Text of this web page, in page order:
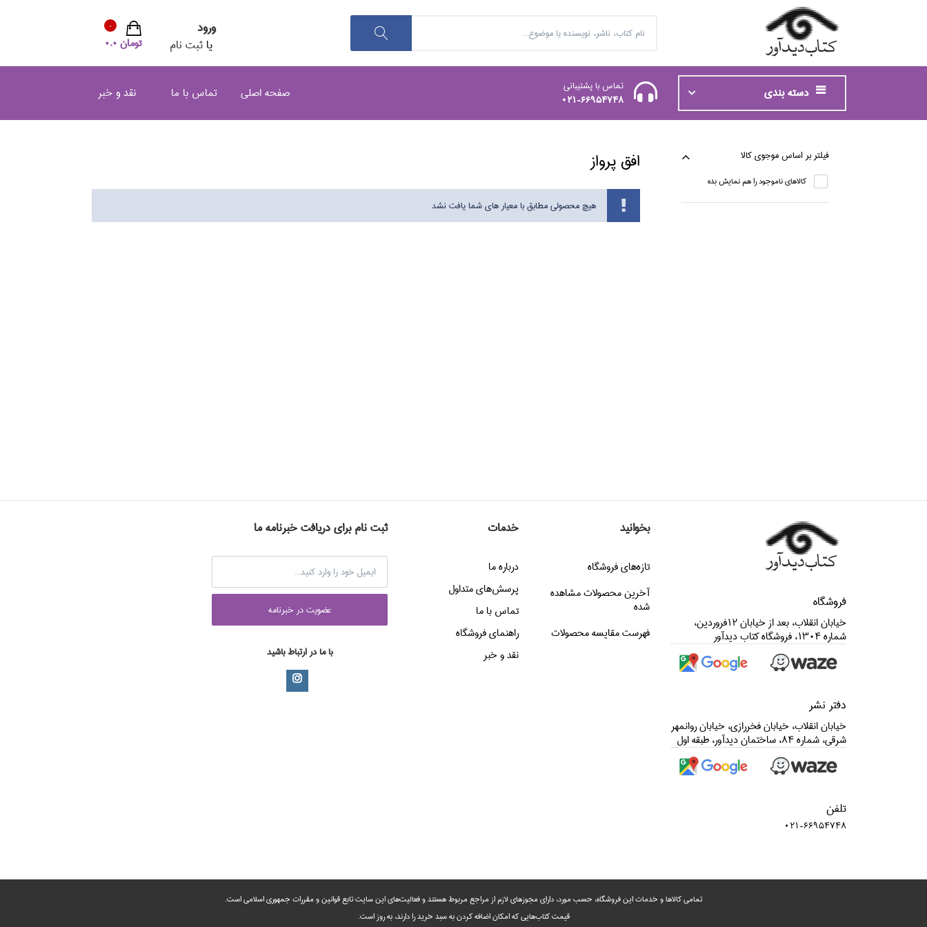
ورود
یا ثبت نام تومان 0.0
0
دسته بندی
تماس با پشتیبانی
021-66954748
صفحه اصلی تماس با ما نقد و خبر
فيلتر بر اساس موجوي كالا
كالاهاي ناموجود را هم نمايش بده
افق پرواز
هیچ محصولی مطابق با معیار های شما یافت نشد
فروشگاه
خيابان انقلاب، بعد از خيابان 12فروردين،
شماره 1304، فروشگاه كتاب ديدآور
دفتر نشر
خيابان انقلاب، خيابان فخررازي، خيابان روانمهر
شرقي، شماره 84، ساختمان ديدآور، طبقه اول
تلفن
021-66954748
بخوانید
تازه‌هاي فروشگاه
آخرین محصولات مشاهده
شده
فهرست مقایسه محصولات
خدمات
درباره ما
پرسش‌هاي متداول
تماس با ما
راهنماي فروشگاه
نقد و خبر
ثبت نام برای دریافت خبرنامه ما
عضويت در خبرنامه
با ما در ارتباط باشید
تمامی‌ کالاها و خدمات این فروشگاه، حسب مورد،‌ دارای مجوزهای لازم از مراجع مربوط هستند ‌و‌‌ فعالیت‌های این سایت تابع قوانین و مقررات جمهوری اسلامی است.
قیمت کتاب‌هایی که امکان اضافه کردن به سبد خرید را دارند،‌ به روز است.